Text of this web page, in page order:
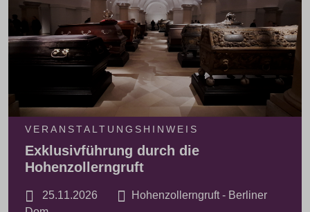
VERANSTALTUNGSHINWEIS
Exklusivführung durch die
Hohenzollerngruft
25.11.2026
Hohenzollerngruft - Berliner